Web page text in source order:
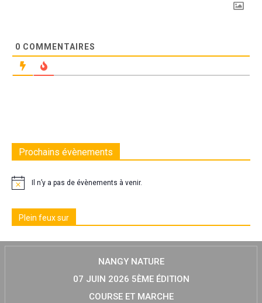
0 COMMENTAIRES
Prochains évènements
Il n’y a pas de évènements à venir.
Plein feux sur
NANGY NATURE
07 JUIN 2026 5ÈME ÉDITION
COURSE ET MARCHE